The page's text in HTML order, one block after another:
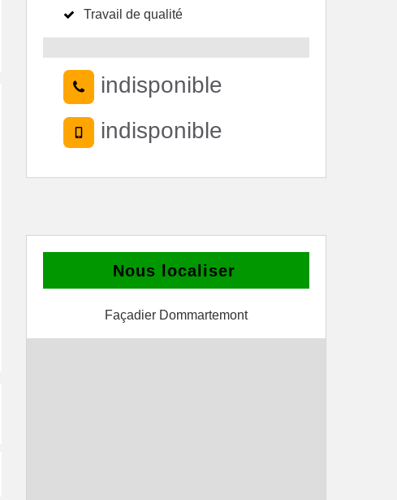
Travail de qualité
indisponible
indisponible
Nous localiser
Façadier Dommartemont